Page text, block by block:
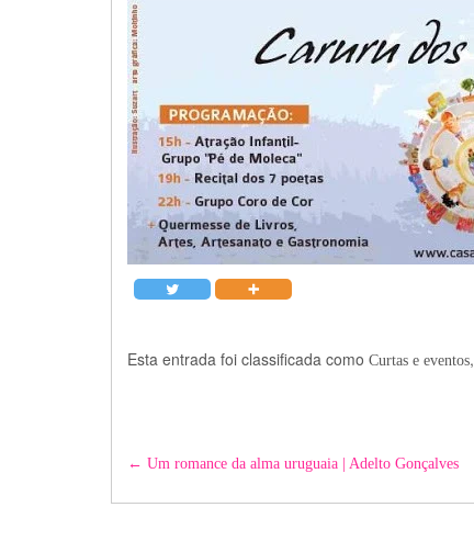
Esta entrada foi classificada como Curtas e eventos,
Post
navigation
← Um romance da alma uruguaia | Adelto Gonçalves